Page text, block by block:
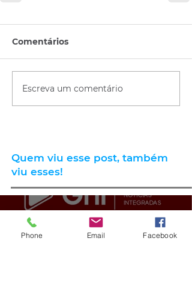
Comentários
Escreva um comentário
Quem viu esse post, também
viu esses!
há 20 horas 2 min de leitura
Phone Email Facebook